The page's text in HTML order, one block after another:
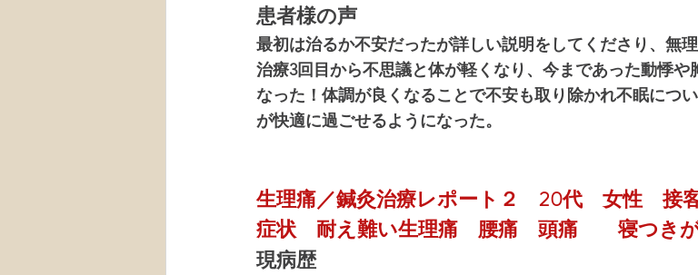
患者様の声
最初は治るか不安だったが詳しい説明をしてくださり、無
治療3回目から不思議と体が軽くなり、今まであった動悸
なった！体調が良くなることで不安も取り除かれ不眠につ
が快適に過ごせるようになった。
生理痛／鍼灸治療レポート２　20代　女性　接
症状　耐え難い生理痛　腰痛　頭痛　　寝つき
現病歴